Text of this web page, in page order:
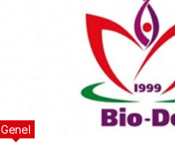
Genel